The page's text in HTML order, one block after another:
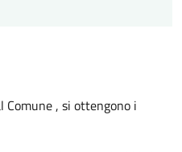
Comune , si ottengono i